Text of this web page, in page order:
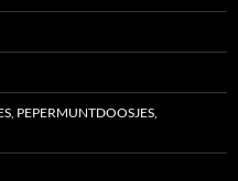
PEPERMUNTDOOSJES,